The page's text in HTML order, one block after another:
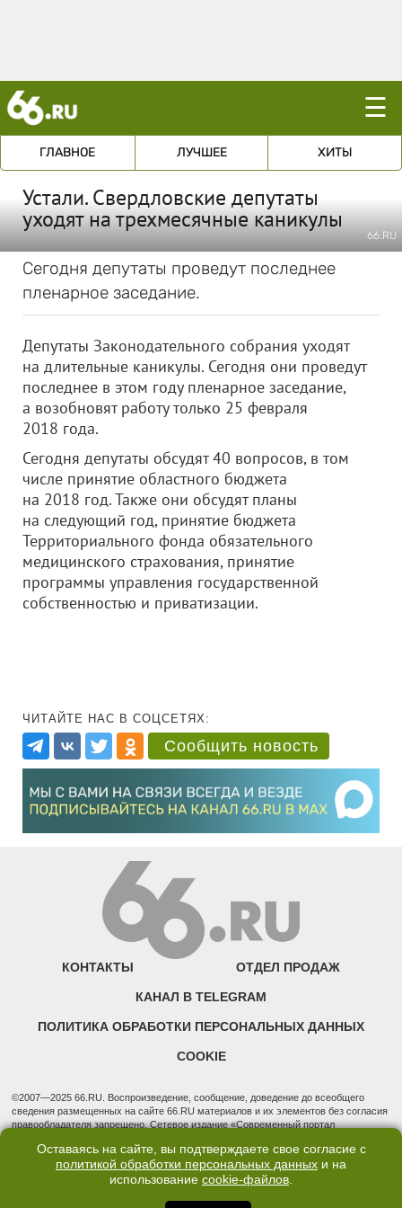
☰
ГЛАВНОЕ ЛУЧШЕЕ ХИТЫ
Устали. Свердловские депутаты
уходят на трехмесячные каникулы
66.RU
Сегодня депутаты проведут последнее
пленарное заседание.
Депутаты Законодательного собрания уходят
на длительные каникулы. Сегодня они проведут
последнее в этом году пленарное заседание,
а возобновят работу только 25 февраля
2018 года.
Сегодня депутаты обсудят 40 вопросов, в том
числе принятие областного бюджета
на 2018 год. Также они обсудят планы
на следующий год, принятие бюджета
Территориального фонда обязательного
медицинского страхования, принятие
программы управления государственной
собственностью и приватизации.
ЧИТАЙТЕ НАС В СОЦСЕТЯХ:
Сообщить новость
КОНТАКТЫ ОТДЕЛ ПРОДАЖ
КАНАЛ В TELEGRAM
ПОЛИТИКА ОБРАБОТКИ ПЕРСОНАЛЬНЫХ ДАННЫХ
COOKIE
©2007—2025 66.RU. Воспроизведение, сообщение, доведение до всеобщего
сведения размещенных на сайте 66.RU материалов и их элементов без согласия
правообладателя запрещено. Сетевое издание «Современный портал
надзору в сфере связи, информационных технологий и массовых коммуникаций
(Роскомнадзор). Регистрационный номер ЭЛ № ФС 77 - 76634 от 02.09.2019
Учредитель: Общество с ограниченной ответственностью "66.ру". Юридический
3, оф. 7015 Фактический адрес редакции и отдела продаж: 620014, Свердловская
Оставаясь на сайте, вы подтверждаете свое согласие с
политикой обработки персональных данных и на
использование cookie-файлов.